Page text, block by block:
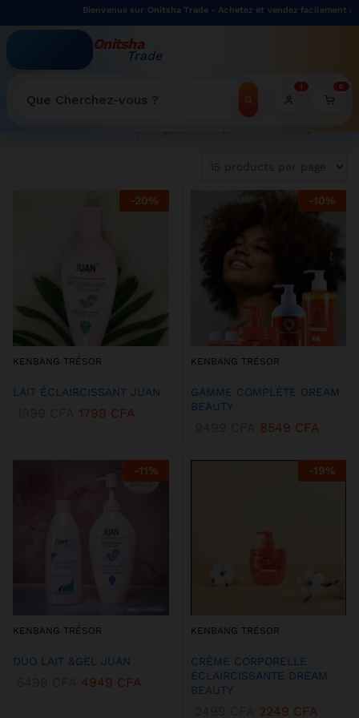
Bienvenue sur Onitsha Trade - Achetez et vendez facilement
Onitsha
Trade
Recherche
1 0
WELCOME TO ONITSHATRADE ONLINE SHOP
-20%
KENBANG TRÉSOR
LAIT ÉCLAIRCISSANT JUAN
1799 CFA
-10%
KENBANG TRÉSOR
GAMME COMPLÈTE DREAM
BEAUTY
8549 CFA
-11%
KENBANG TRÉSOR
DUO LAIT &GEL JUAN
4949 CFA
-19%
KENBANG TRÉSOR
CRÈME CORPORELLE
ÉCLAIRCISSANTE DREAM
BEAUTY
2249 CFA
limitée sur cette cuisinière 4 feux Oscar